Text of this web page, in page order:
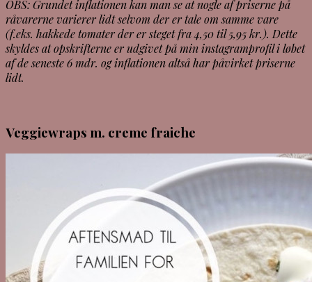
OBS: Grundet inflationen kan man se at nogle af priserne på
råvarerne varierer lidt selvom der er tale om samme vare
(f.eks. hakkede tomater der er steget fra 4,50 til 5,95 kr.). Dette
skyldes at opskrifterne er udgivet på min instagramprofil i løbet
af de seneste 6 mdr. og inflationen altså har påvirket priserne
lidt.
Veggiewraps m. creme fraiche